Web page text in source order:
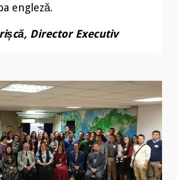
engleză.
Director Executiv